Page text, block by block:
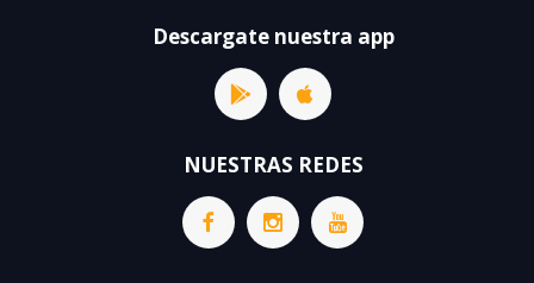
Descargate nuestra app
NUESTRAS REDES